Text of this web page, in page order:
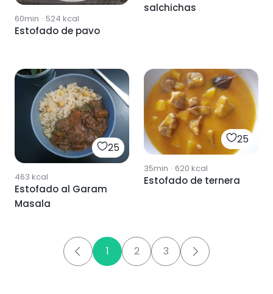
60min · 524 kcal
Estofado de pavo
salchichas
25
463 kcal
Estofado al Garam
Masala
25
35min · 620 kcal
Estofado de ternera
1 2 3